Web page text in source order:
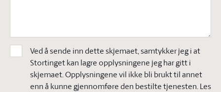
Ved å sende inn dette skjemaet, samtykker jeg i at
Stortinget kan lagre opplysningene jeg har gitt i
skjemaet. Opplysningene vil ikke bli brukt til annet
enn å kunne gjennomføre den bestilte tjenesten. Les